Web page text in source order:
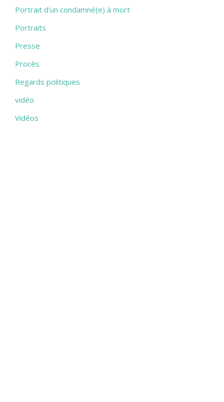
Portrait d'un condamné(e) à mort
Portraits
Presse
Procès
Regards politiques
vidéo
Vidéos